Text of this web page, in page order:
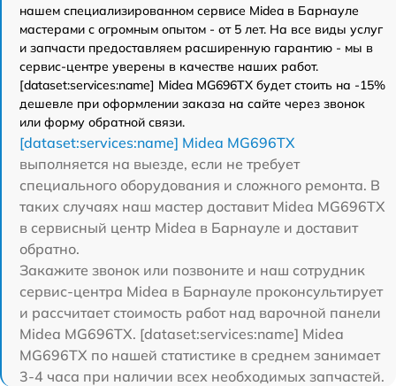
нашем специализированном сервисе Midea в Барнауле
мастерами с огромным опытом - от 5 лет. На все виды услуг
и запчасти предоставляем расширенную гарантию - мы в
сервис-центре уверены в качестве наших работ.
[dataset:services:name] Midea MG696TX будет стоить на -15%
дешевле при оформлении заказа на сайте через звонок
или форму обратной связи.
[dataset:services:name] Midea MG696TX
выполняется на выезде, если не требует
специального оборудования и сложного ремонта. В
таких случаях наш мастер доставит Midea MG696TX
в сервисный центр Midea в Барнауле и доставит
обратно.
Закажите звонок или позвоните и наш сотрудник
сервис-центра Midea в Барнауле проконсультирует
и рассчитает стоимость работ над варочной панели
Midea MG696TX. [dataset:services:name] Midea
MG696TX по нашей статистике в среднем занимает
3-4 часа при наличии всех необходимых запчастей.